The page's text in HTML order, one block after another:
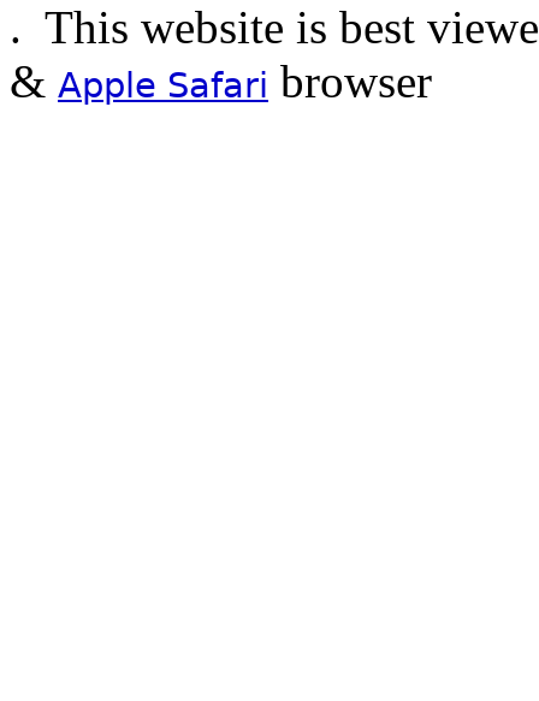
. This website is best
& Apple Safari browser